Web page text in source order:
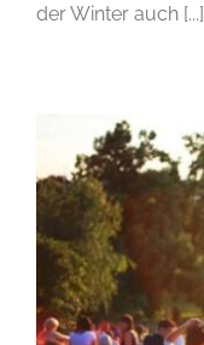
der Winter auch [...]